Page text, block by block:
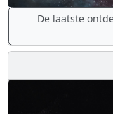
De laatste